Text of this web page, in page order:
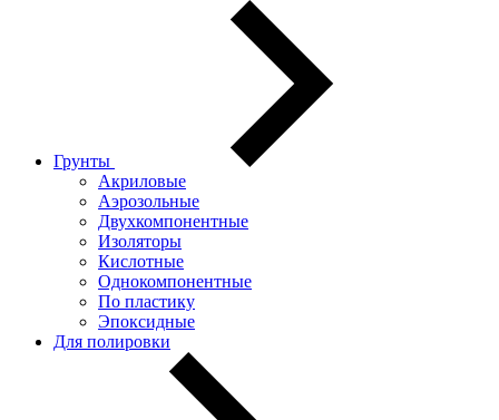
Грунты
Акриловые
Аэрозольные
Двухкомпонентные
Изоляторы
Кислотные
Однокомпонентные
По пластику
Эпоксидные
Для полировки